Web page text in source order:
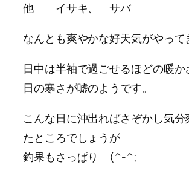
他 イサキ、 サバ
なんとも爽やかな好天気がやって
日中は半袖で過ごせるほどの暖
日の寒さが嘘のようです。
こんな日に沖出ればさぞかし気分
たところでしょうが
釣果もさっぱり (^-^;